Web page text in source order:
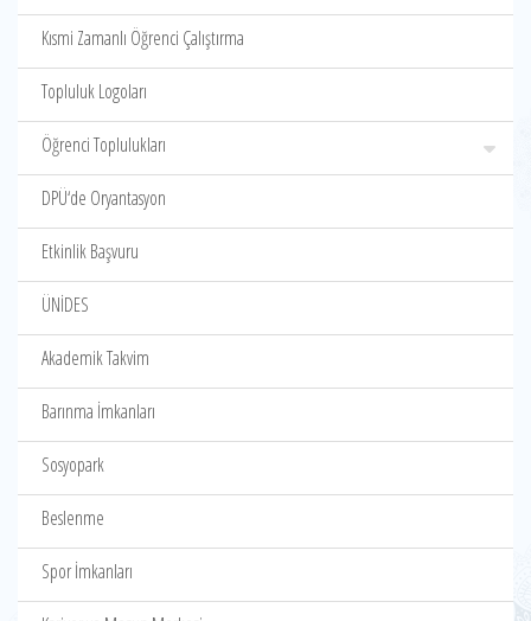
Kısmi Zamanlı Öğrenci Çalıştırma
Topluluk Logoları
Öğrenci Toplulukları
DPÜ‘de Oryantasyon
Etkinlik Başvuru
ÜNİDES
Akademik Takvim
Barınma İmkanları
Sosyopark
Beslenme
Spor İmkanları